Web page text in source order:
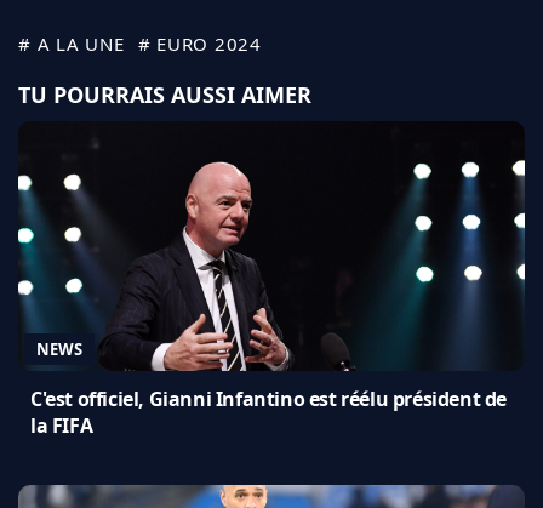
# A LA UNE # EURO 2024
TU POURRAIS AUSSI AIMER
NEWS
C'est officiel, Gianni Infantino est réélu président de
la FIFA